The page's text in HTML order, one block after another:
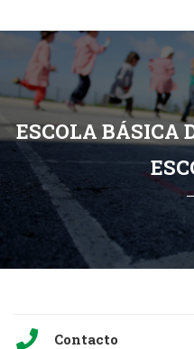
ESCOLA BÁSICA
Contacto